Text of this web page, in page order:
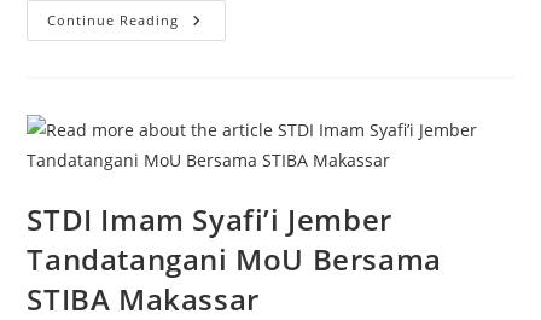
Continue Reading Prodi
HKI
STDI Imam Syafi’i Jember
Tandatangani MoU Bersama
STIBA Makassar